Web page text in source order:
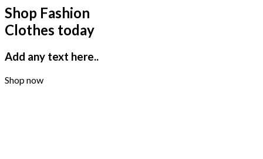
Shop Fashion
Clothes today
Add any text here..
Shop now